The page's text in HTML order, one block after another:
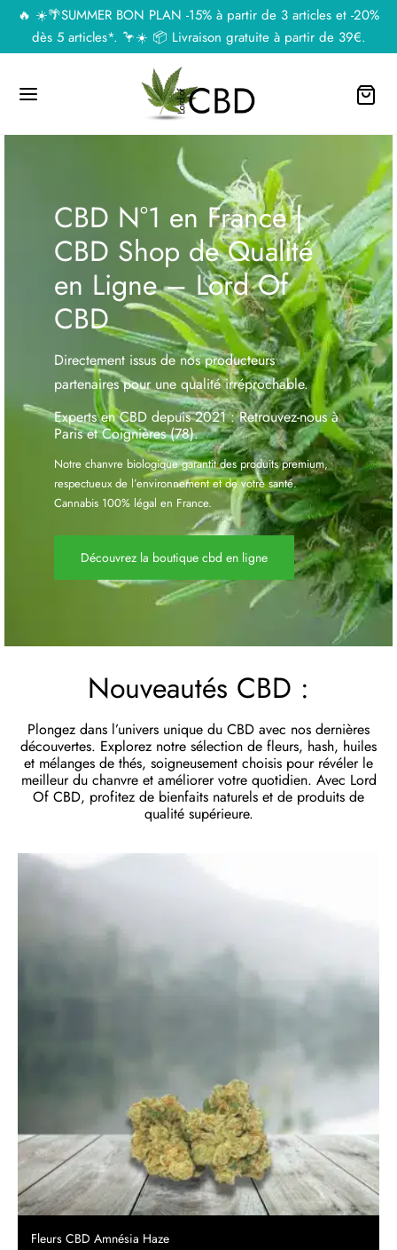
🔥 ☀️🌴SUMMER BON PLAN -15% à partir de 3 articles et -20%
dès 5 articles*. 🦩☀️ 📦 Livraison gratuite à partir de 39€.
CBD N°1 en France |
CBD Shop de Qualité
en Ligne – Lord Of
CBD
Directement issus de nos producteurs
partenaires pour une qualité irréprochable.
Experts en CBD depuis 2021 : Retrouvez-nous à
Paris et Coignières (78).
Notre chanvre biologique garantit des produits premium,
respectueux de l’environnement et de votre santé.
Cannabis 100% légal en France.
Découvrez la boutique cbd en ligne
Nouveautés CBD :
Plongez dans l’univers unique du CBD avec nos dernières
découvertes. Explorez notre sélection de fleurs, hash, huiles
et mélanges de thés, soigneusement choisis pour révéler le
meilleur du chanvre et améliorer votre quotidien. Avec Lord
Of CBD, profitez de bienfaits naturels et de produits de
qualité supérieure.
Fleurs CBD Amnésia Haze